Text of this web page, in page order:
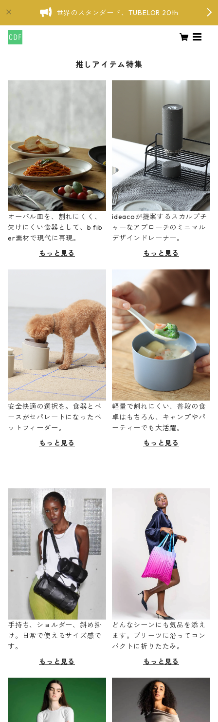
世界のスタンダード、TUBELOR 20th
推しアイテム特集
オーバル皿を、割れにくく、
欠けにくい食器として、b fib
er素材で現代に再現。
もっと見る
ideacoが提案するスカルプチ
ャーなアプローチのミニマル
デザインドレーナー。
もっと見る
安全快適の選択を。食器とベ
ースがセパレートになったペ
ットフィーダー。
もっと見る
軽量で割れにくい、普段の食
卓はもちろん、キャンプやパ
ーティーでも大活躍。
もっと見る
手持ち、ショルダー、斜め掛
け。日常で使えるサイズ感で
す。
もっと見る
どんなシーンにも気品を添え
ます。プリーツに沿ってコン
パクトに折りたたみ。
もっと見る